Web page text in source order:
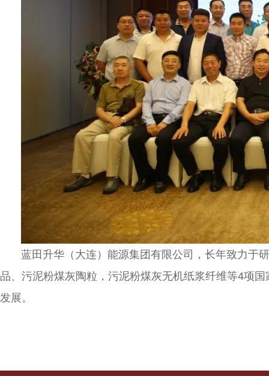
蓝田升华（大连）能源集团有限公司，长年致力于研
品、污泥粉煤灰陶粒，污泥粉煤灰无机纸浆纤维等4项国
发展。